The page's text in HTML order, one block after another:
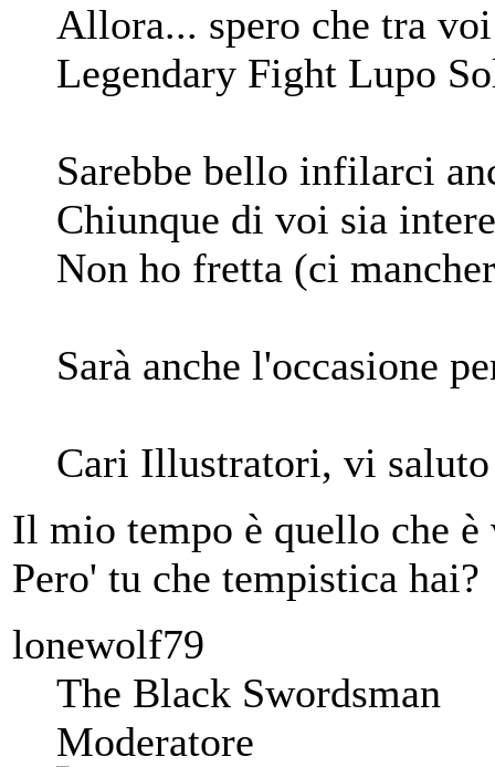
Allora... spero che tra
Legendary Fight Lupo
Sarebbe bello infilarci
Chiunque di voi sia
Non ho fretta (ci
Sarà anche l'occasione
Cari Illustratori, vi
Il mio tempo è quello che
Pero' tu che tempistica hai?
lonewolf79
The Black Swordsman
Moderatore